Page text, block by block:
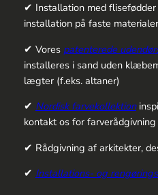
✔ Installation med
installation på faste
✔ Vores patenterede
installeres i sand uden
lægter (f.eks. altaner)
✔ Nordisk farvekollektion
kontakt os for
✔ Rådgivning af arkitekter,
✔ Installations- og